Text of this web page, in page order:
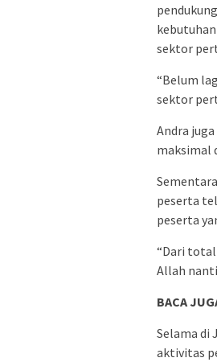
sektor
“Belum
sektor
Andra
maksimal
peserta
peserta
“Dari total
Allah
BACA
Selama di
aktivitas